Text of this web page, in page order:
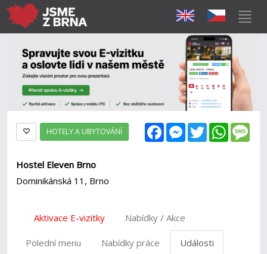
FacebookMessenger
Twitter
HOTELY A UBYTOVÁNÍ
Hostel Eleven Brno
Dominikánská 11, Brno
Aktivace E-vizitky Nabídky / Akce
Polední menu Nabídky práce Události